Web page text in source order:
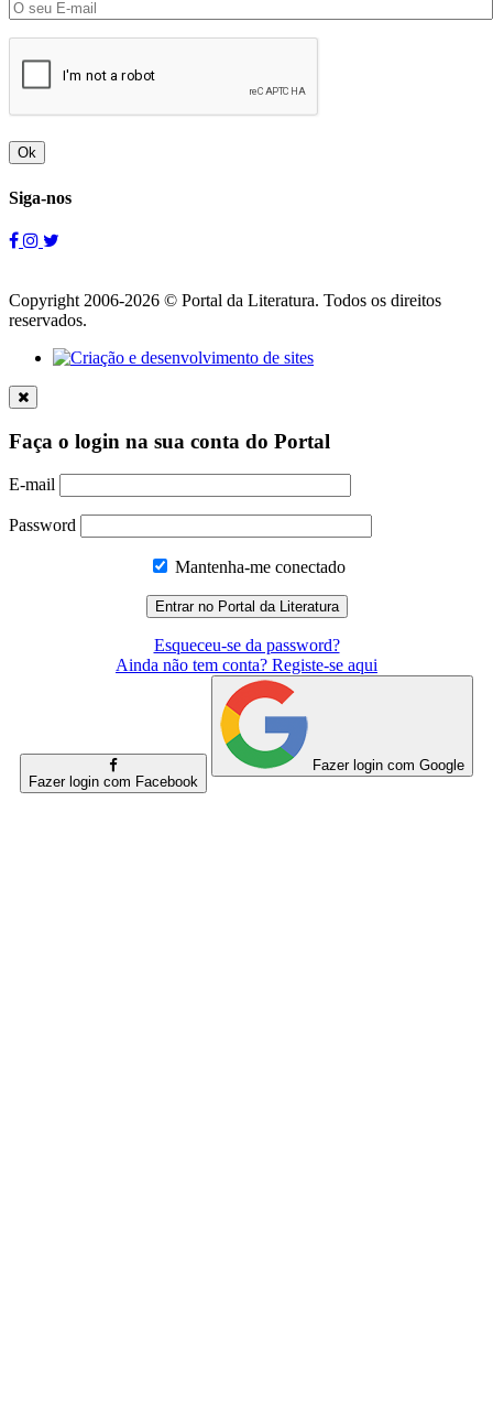
Ok
Siga-nos
Copyright 2006-2026 © Portal da Literatura. Todos os direitos
reservados.
Faça o login na sua conta do Portal
E-mail
Password
Mantenha-me conectado
Esqueceu-se da password?
Ainda não tem conta? Registe-se aqui
Fazer login com Facebook
Fazer login com Google